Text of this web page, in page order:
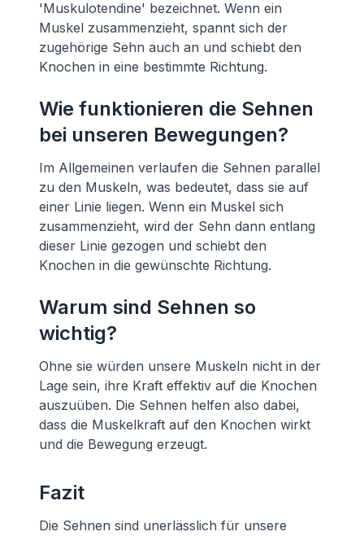
'Muskulotendine' bezeichnet. Wenn ein
Muskel zusammenzieht, spannt sich der
zugehörige Sehn auch an und schiebt den
Knochen in eine bestimmte Richtung.
Wie funktionieren die Sehnen
bei unseren Bewegungen?
Im Allgemeinen verlaufen die Sehnen parallel
zu den Muskeln, was bedeutet, dass sie auf
einer Linie liegen. Wenn ein Muskel sich
zusammenzieht, wird der Sehn dann entlang
dieser Linie gezogen und schiebt den
Knochen in die gewünschte Richtung.
Warum sind Sehnen so
wichtig?
Ohne sie würden unsere Muskeln nicht in der
Lage sein, ihre Kraft effektiv auf die Knochen
auszuüben. Die Sehnen helfen also dabei,
dass die Muskelkraft auf den Knochen wirkt
und die Bewegung erzeugt.
Fazit
Die Sehnen sind unerlässlich für unsere